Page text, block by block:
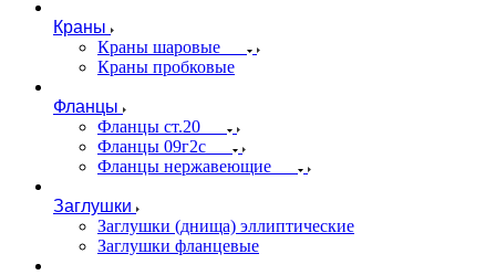
Краны
Краны шаровые
Краны пробковые
Фланцы
Фланцы ст.20
Фланцы 09г2с
Фланцы нержавеющие
Заглушки
Заглушки (днища) эллиптические
Заглушки фланцевые